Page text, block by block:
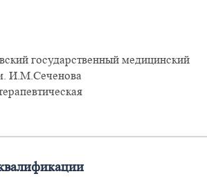
государственный медицинский
И.М.Сеченова